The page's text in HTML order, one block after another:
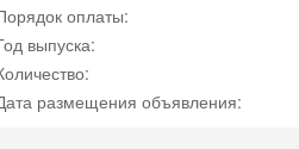
оплаты:
выпуска:
размещения объявления: